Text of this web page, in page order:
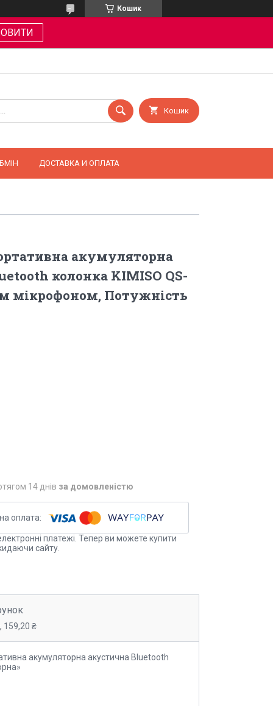
Кошик
Кошик
ДОСТАВКА И ОПЛАТА
акумуляторна
колонка KIMISO QS-
мікрофоном, Потужність
14 днів за домовленістю
платежі. Тепер ви можете купити
сайту.
159,20 ₴
акумуляторна акустична Bluetooth